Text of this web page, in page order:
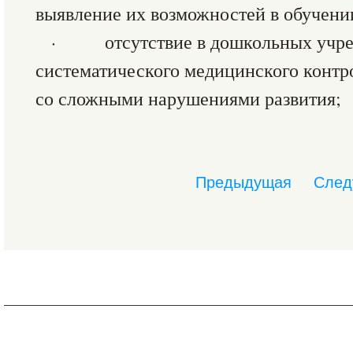
выявление их возможностей в
· отсутствие в дошкольных
систематического медицинского
со сложными нарушениями развития;
Предыдущая